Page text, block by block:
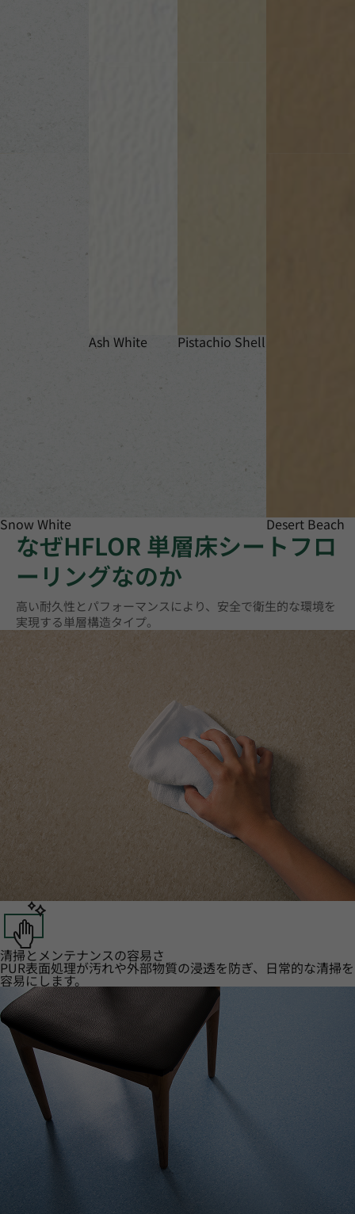
Snow White
Ash White Pistachio Shell
Desert Beach
なぜHFLOR 単層床シートフロ
ーリングなのか
高い耐久性とパフォーマンスにより、安全で衛生的な環境を
実現する単層構造タイプ。
清掃とメンテナンスの容易さ
PUR表面処理が汚れや外部物質の浸透を防ぎ、日常的な清掃を
容易にします。